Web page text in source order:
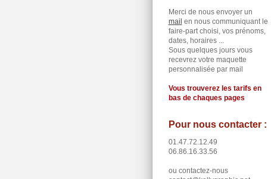
Merci de nous envoyer un
mail en nous communiquant le
faire-part choisi, vos prénoms,
dates, horaires ...
Sous quelques jours vous
recevrez votre maquette
personnalisée par mail
Vous trouverez les tarifs en
bas de chaques pages
Pour nous contacter :
01.47.72.12.49
06.86.16.33.56
ou contactez-nous